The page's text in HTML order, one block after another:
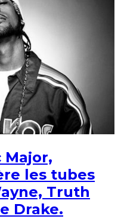
Major,
les tubes
Truth
Drake.